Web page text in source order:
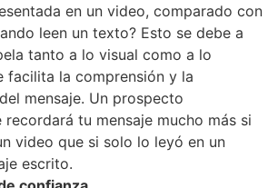
en un video, comparado con
leen un texto? Esto se debe a
tanto a lo visual como a lo
facilita la comprensión y la
mensaje. Un prospecto
recordará tu mensaje mucho más si
video que si solo lo leyó en un
escrito.